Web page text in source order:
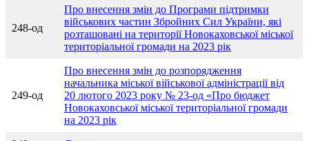
248-од
Про внесення змін до Програми підтримки
військових частин Збройних Сил України, які
розташовані на території Новокаховської міської
територіальної громади на 2023 рік
249-од
Про внесення змін до розпорядження
начальника міської військової адміністрації від
20 лютого 2023 року № 23-од «Про бюджет
Новокаховської міської територіальної громади
на 2023 рік